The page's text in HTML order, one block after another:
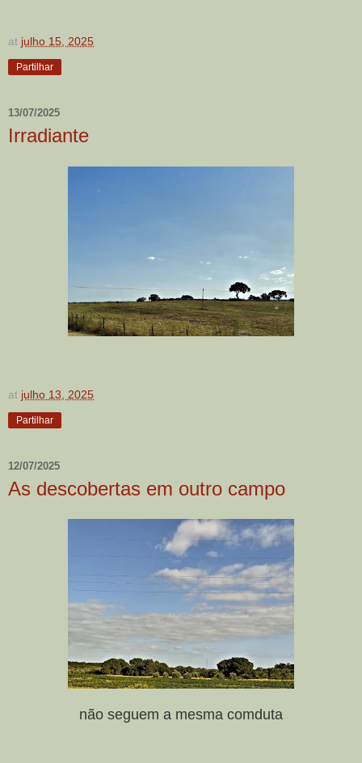
at julho 15, 2025
Partilhar
13/07/2025
Irradiante
at julho 13, 2025
Partilhar
12/07/2025
As descobertas em outro campo
não seguem a mesma comduta